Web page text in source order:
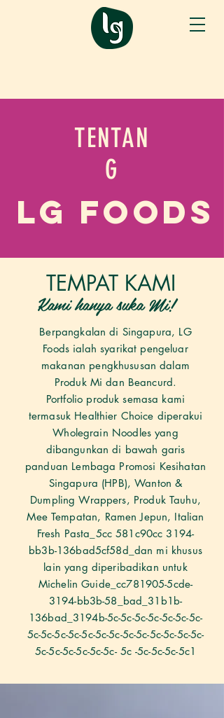
TENTAN
G
LG Foods
TEMPAT KAMI
Kami hanya suka Mi!
Berpangkalan di Singapura, LG
Foods ialah syarikat pengeluar
makanan pengkhususan dalam
Produk Mi dan Beancurd.
Portfolio produk semasa kami
termasuk Healthier Choice diperakui
Wholegrain Noodles yang
dibangunkan di bawah garis
panduan Lembaga Promosi Kesihatan
Singapura (HPB), Wanton &
Dumpling Wrappers, Produk Tauhu,
Mee Tempatan, Ramen Jepun, Italian
Fresh Pasta_5cc 581c90cc 3194-
bb3b-136bad5cf58d_dan mi khusus
lain yang diperibadikan untuk
Michelin Guide_cc781905-5cde-
3194-bb3b-58_bad_31b1b-
136bad_3194b-5c-5c-5c-5c-5c-5c-5c-
5c-5c-5c-5c-5c-5c-5c-5c-5c-5c-5c-5c-5c-
5c-5c-5c-5c-5c-5c- 5c -5c-5c-5c-5c1